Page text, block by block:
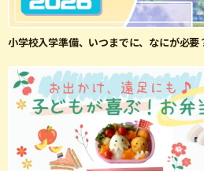
小学校入学準備、いつまでに、なにが必要